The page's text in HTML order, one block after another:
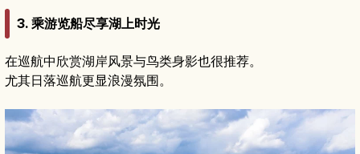
3. 乘游览船尽享湖上时光
在巡航中欣赏湖岸风景与鸟类身影也很推荐。
尤其日落巡航更显浪漫氛围。